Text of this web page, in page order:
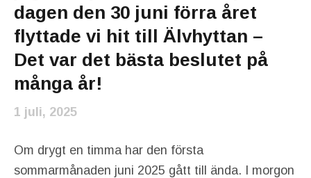
dagen den 30 juni förra året
flyttade vi hit till Älvhyttan –
Det var det bästa beslutet på
många år!
1 juli, 2025
Om drygt en timma har den första
sommarmånaden juni 2025 gått till ända. I morgon